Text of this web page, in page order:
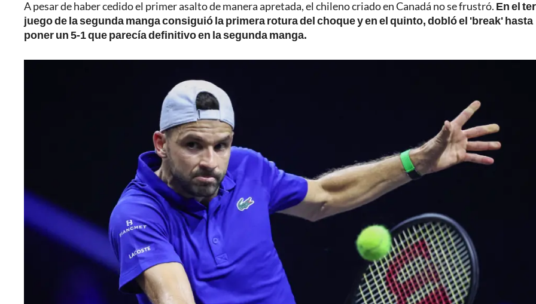
A pesar de haber cedido el primer asalto de manera apretada, el chileno criado en Canadá no se frustró. En el
juego de la segunda manga consiguió la primera rotura del choque y en el quinto, dobló el 'break' hasta
poner un 5-1 que parecía definitivo en la segunda manga.